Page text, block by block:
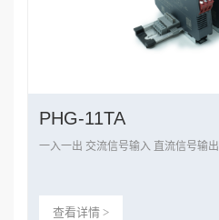
PHG-11TA
一入一出 交流信号输入 直流信号输出
查看详情 >